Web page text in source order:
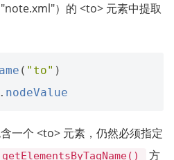
）的 <to> 元素中提取
( "to" )
nodeValue
一个 <to> 元素，仍然必须指定
getElementsByTagName()
方